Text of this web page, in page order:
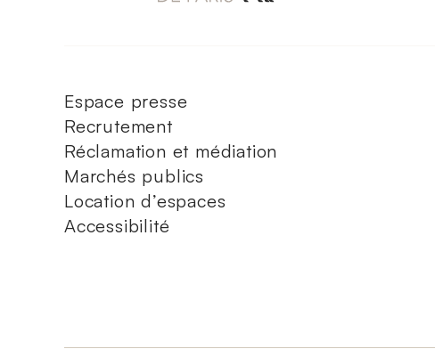
Espace presse
Recrutement
Réclamation et médiation
Marchés publics
Location d’espaces
Accessibilité